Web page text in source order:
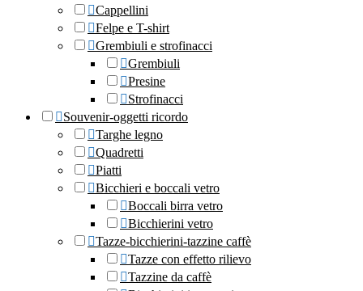
Cappellini
Felpe e T-shirt
Grembiuli e strofinacci
Grembiuli
Presine
Strofinacci
Souvenir-oggetti ricordo
Targhe legno
Quadretti
Piatti
Bicchieri e boccali vetro
Boccali birra vetro
Bicchierini vetro
Tazze-bicchierini-tazzine caffè
Tazze con effetto rilievo
Tazzine da caffè